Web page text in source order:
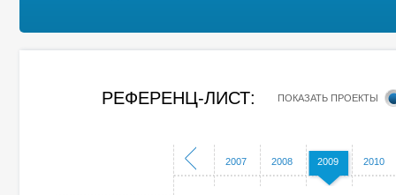
РЕФЕРЕНЦ-ЛИСТ: ПОКАЗАТЬ ПРОЕКТЫ
2006 2007 2008 2009 2010